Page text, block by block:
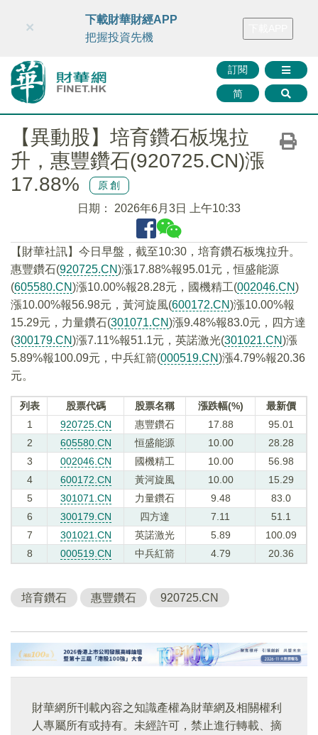
財華智庫網 FINTV FINMETA 財華證券 媒體矩陣
訂閱
简
×
下載財華財經APP
把握投資先機
【異動股】培育鑽石板塊拉
升，惠豐鑽石(920725.CN)漲
17.88%
原創
日期： 2026年6月3日 上午10:33
【財華社訊】今日早盤，截至10:30，培育鑽石板塊拉升。
惠豐鑽石(920725.CN)漲17.88%報95.01元，恒盛能源
(605580.CN)漲10.00%報28.28元，國機精工(002046.CN)
漲10.00%報56.98元，黃河旋風(600172.CN)漲10.00%報
15.29元，力量鑽石(301071.CN)漲9.48%報83.0元，四方達
(300179.CN)漲7.11%報51.1元，英諾激光(301021.CN)漲
5.89%報100.09元，中兵紅箭(000519.CN)漲4.79%報20.36
元。
列表 股票代碼 股票名稱 漲跌幅(%)
最新價
1
920725.CN 惠豐鑽石 17.88
95.01
2
605580.CN 恒盛能源 10.00
28.28
3
002046.CN 國機精工 10.00
56.98
4
600172.CN 黃河旋風 10.00
15.29
5
301071.CN 力量鑽石 9.48
83.0
6
300179.CN 四方達 7.11
51.1
7
301021.CN 英諾激光 5.89
100.09
8
000519.CN 中兵紅箭 4.79 20.36
培育鑽石 惠豐鑽石 920725.CN
財華網所刊載內容之知識產權為財華網及相關權利
人專屬所有或持有。未經許可，禁止進行轉載、摘